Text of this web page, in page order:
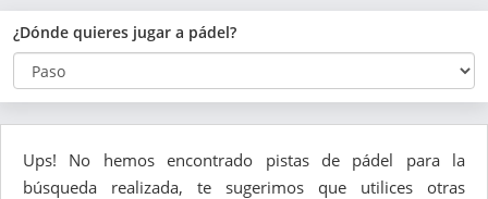
¿Dónde quieres jugar a pádel?
Ups! No hemos encontrado pistas de pádel para la
búsqueda realizada, te sugerimos que utilices otras